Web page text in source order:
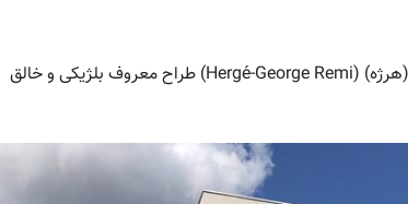
همشهری آنلاین: موزه هرژه، موزه ویژه‌ آثار ژرژ رمی (هرژه) (Hergé-George Remi) طراح معروف بلژیکی و خالق
مدرسه میناب | ویدئو